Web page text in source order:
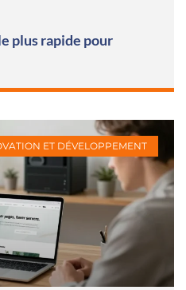
plus rapide pour
ET DÉVELOPPEMENT